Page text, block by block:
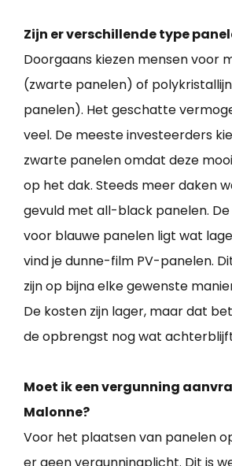
Zijn er verschillende type
Doorgaans kiezen mensen voor
(zwarte panelen) of
panelen). Het geschatte
veel. De meeste investeerders
zwarte panelen omdat deze
op het dak. Steeds meer daken
gevuld met all-black panelen.
voor blauwe panelen ligt wat
vind je dunne-film PV-panelen.
zijn op bijna elke gewenste
De kosten zijn lager, maar dat
de opbrengst nog wat
Moet ik een vergunning
Malonne?
Voor het plaatsen van panelen
er geen vergunningplicht. Dit is